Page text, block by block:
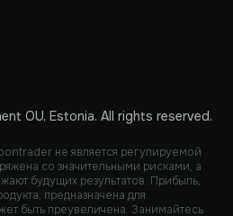
OU, Estonia. All rights reserved.
не является регулируемой
со значительными рисками, а
будущих результатов. Прибыль,
предназначена для
быть преувеличена. Занимайтесь